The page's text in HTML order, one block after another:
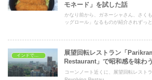
モネード」を試した話
かなり前から、ガネーシャさん、さく
ッグロール」なるものが紹介されずっと
展望回転レストラン「
Restaurant」で昭和感を味わ
コーンノート近くに、展望回転レスト